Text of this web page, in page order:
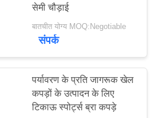
नायलॉन
150
सेमी चौड़ाई
बातचीत योग्य MOQ:Negotiable
संपर्क
पर्यावरण के प्रति जागरूक खेल
कपड़ों के उत्पादन के लिए
टिकाऊ स्पोर्ट्स ब्रा कपड़े